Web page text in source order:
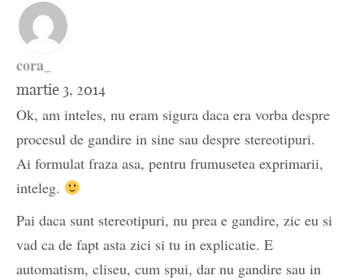
cora_
martie 3, 2014
Ok, am inteles, nu eram sigura daca era vorba despre
procesul de gandire in sine sau despre stereotipuri.
Ai formulat fraza asa, pentru frumusetea exprimarii,
inteleg.
Pai daca sunt stereotipuri, nu prea e gandire, zic eu si
vad ca de fapt asta zici si tu in explicatie. E
automatism, cliseu, cum spui, dar nu gandire sau in